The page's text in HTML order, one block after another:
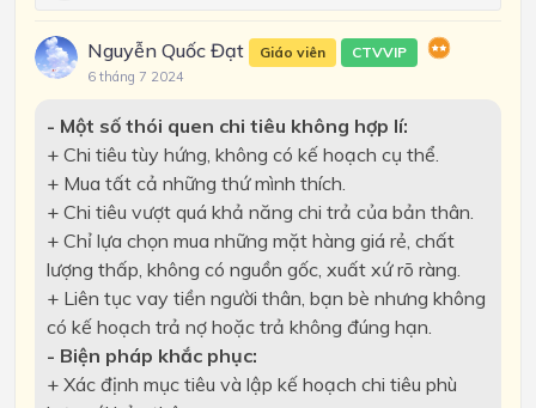
Nguyễn Quốc Đạt Giáo viên CTVVIP
6 tháng 7 2024
- Một số thói quen chi tiêu không hợp lí:
+ Chi tiêu tùy hứng, không có kế hoạch cụ thể.
+ Mua tất cả những thứ mình thích.
+ Chi tiêu vượt quá khả năng chi trả của bản thân.
+ Chỉ lựa chọn mua những mặt hàng giá rẻ, chất
lượng thấp, không có nguồn gốc, xuất xứ rõ ràng.
+ Liên tục vay tiền người thân, bạn bè nhưng không
có kế hoạch trả nợ hoặc trả không đúng hạn.
- Biện pháp khắc phục:
+ Xác định mục tiêu và lập kế hoạch chi tiêu phù